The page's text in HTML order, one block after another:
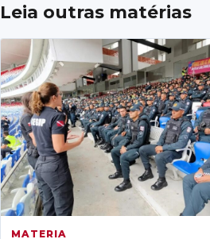
Leia outras matérias
MATERIA